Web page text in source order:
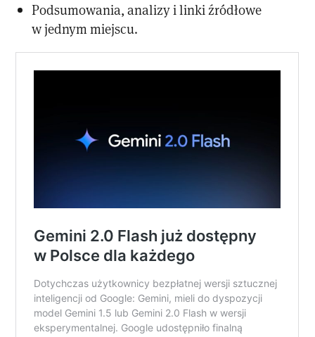
Podsumowania, analizy i linki źródłowe
w jednym miejscu.